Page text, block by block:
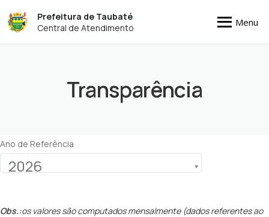
Prefeitura de Taubaté
Central de Atendimento
Menu
Transparência
Ano de Referência
2026
Obs.:os valores são computados mensalmente (dados referentes ao